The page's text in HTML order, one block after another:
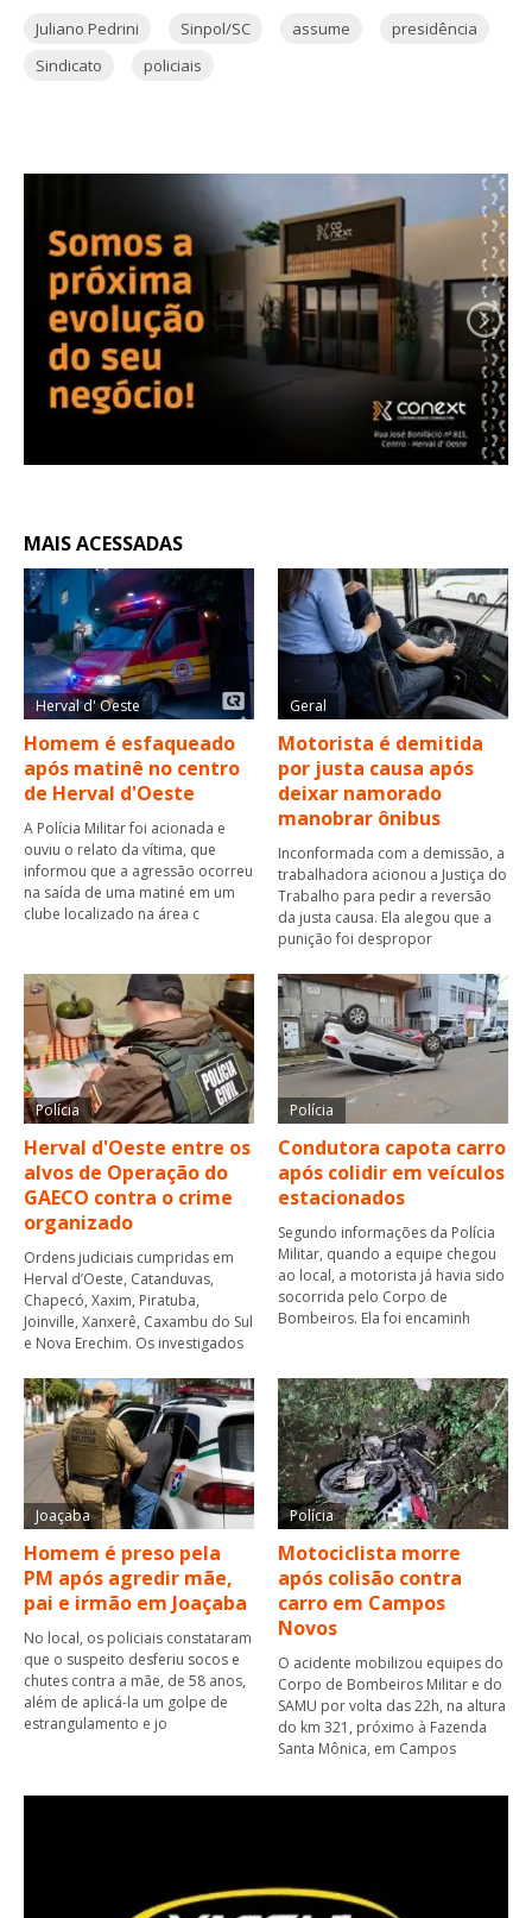
Juliano Pedrini Sinpol/SC assume
presidência
Sindicato
policiais
MAIS ACESSADAS
Herval d' Oeste
Homem é esfaqueado
após matinê no centro
de Herval d'Oeste
A Polícia Militar foi acionada e
ouviu o relato da vítima, que
informou que a agressão ocorreu
na saída de uma matiné em um
clube localizado na área c
Geral
Motorista é demitida
por justa causa após
deixar namorado
manobrar ônibus
Inconformada com a demissão, a
trabalhadora acionou a Justiça do
Trabalho para pedir a reversão
da justa causa. Ela alegou que a
punição foi despropor
Polícia
Herval d'Oeste entre os
alvos de Operação do
GAECO contra o crime
organizado
Ordens judiciais cumpridas em
Herval d’Oeste, Catanduvas,
Chapecó, Xaxim, Piratuba,
Joinville, Xanxerê, Caxambu do Sul
e Nova Erechim. Os investigados
Polícia
Condutora capota carro
após colidir em veículos
estacionados
Segundo informações da Polícia
Militar, quando a equipe chegou
ao local, a motorista já havia sido
socorrida pelo Corpo de
Bombeiros. Ela foi encaminh
Joaçaba
Homem é preso pela
PM após agredir mãe,
pai e irmão em Joaçaba
No local, os policiais constataram
que o suspeito desferiu socos e
chutes contra a mãe, de 58 anos,
além de aplicá-la um golpe de
estrangulamento e jo
Polícia
Motociclista morre
após colisão contra
carro em Campos
Novos
O acidente mobilizou equipes do
Corpo de Bombeiros Militar e do
SAMU por volta das 22h, na altura
do km 321, próximo à Fazenda
Santa Mônica, em Campos